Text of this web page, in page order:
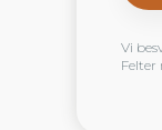
Vi
Felter